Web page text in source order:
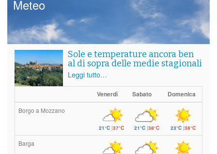
Meteo
Sole e temperature ancora ben
al di sopra delle medie stagionali
Leggi tutto…
Venerdì Sabato Domenica
Borgo a Mozzano
21°C|37°C 21°C|38°C 23°C |38°C
Barga